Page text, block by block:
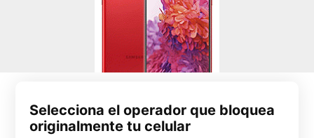
Selecciona el operador que bloquea
originalmente tu celular